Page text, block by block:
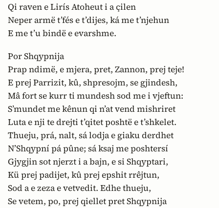
Qi raven e Lirís Atoheut i a çilen
Neper armë t’fés e t’dijes, ká me t’njehun
E me t’u bindë e evarshme.
Por Shqypnija
Prap ndimë, e mjera, pret, Zannon, prej teje!
E prej Parrizit, kû, shpresojm, se gjindesh,
Mâ fort se kurr ti mundesh sod me i vjeftun:
S’mundet me kênun qi n’at vend mishriret
Luta e nji te drejti t’qitet poshtë e t’shkelet.
Thueju, prá, nalt, sá lodja e giaku derdhet
N’Shqypní pá pûne; sá ksaj me poshtersí
Gjygjin sot njerzt i a bajn, e si Shqyptari,
Kü prej padijet, kû prej epshit rrêjtun,
Sod a e zeza e vetvedit. Edhe thueju,
Se vetem, po, prej qiellet pret Shqypnija